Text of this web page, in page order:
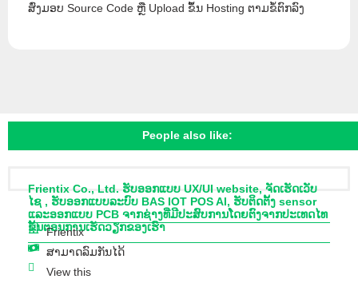
ສົ່ງມອບ Source Code ຫຼື Upload ຂຶ້ນ Hosting ຕາມຂໍ້ຕົກລົງ
People also like:
Frientix Co., Ltd. ຮັບອອກແບບ UX/UI website, ຈັດເຮັດເວັບ
ໄຊ , ຮັບອອກແບບລະບົບ BAS IOT POS AI, ຮັບຕິດຕັ້ງ sensor
ແລະອອກແບບ PCB ຈາກຊ່າງທີ່ມີປະສົບການໂດຍຕົງຈາກປະເທດໄທ
ຂັ້ນຕອນການເຮັດວຽກຂອງເຮົາ
Frientix
ສາມາດລົມກັນໄດ້
View this